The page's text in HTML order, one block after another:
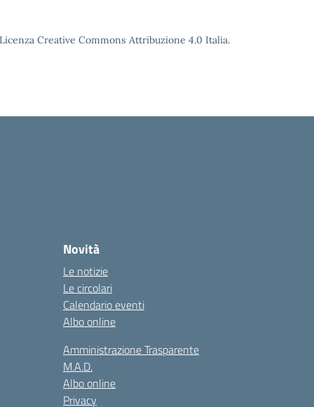
Creative Commons Attribuzione 4.0 Italia.
Novità
Le notizie
Le circolari
Calendario eventi
Albo online
Amministrazione Trasparente
M.A.D.
Albo online
Privacy